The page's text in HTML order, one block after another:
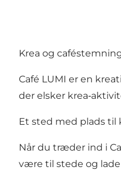
Krea og
Café LUMI er en
der elsker
Et sted med plads til
Når du træder ind i
være til stede og